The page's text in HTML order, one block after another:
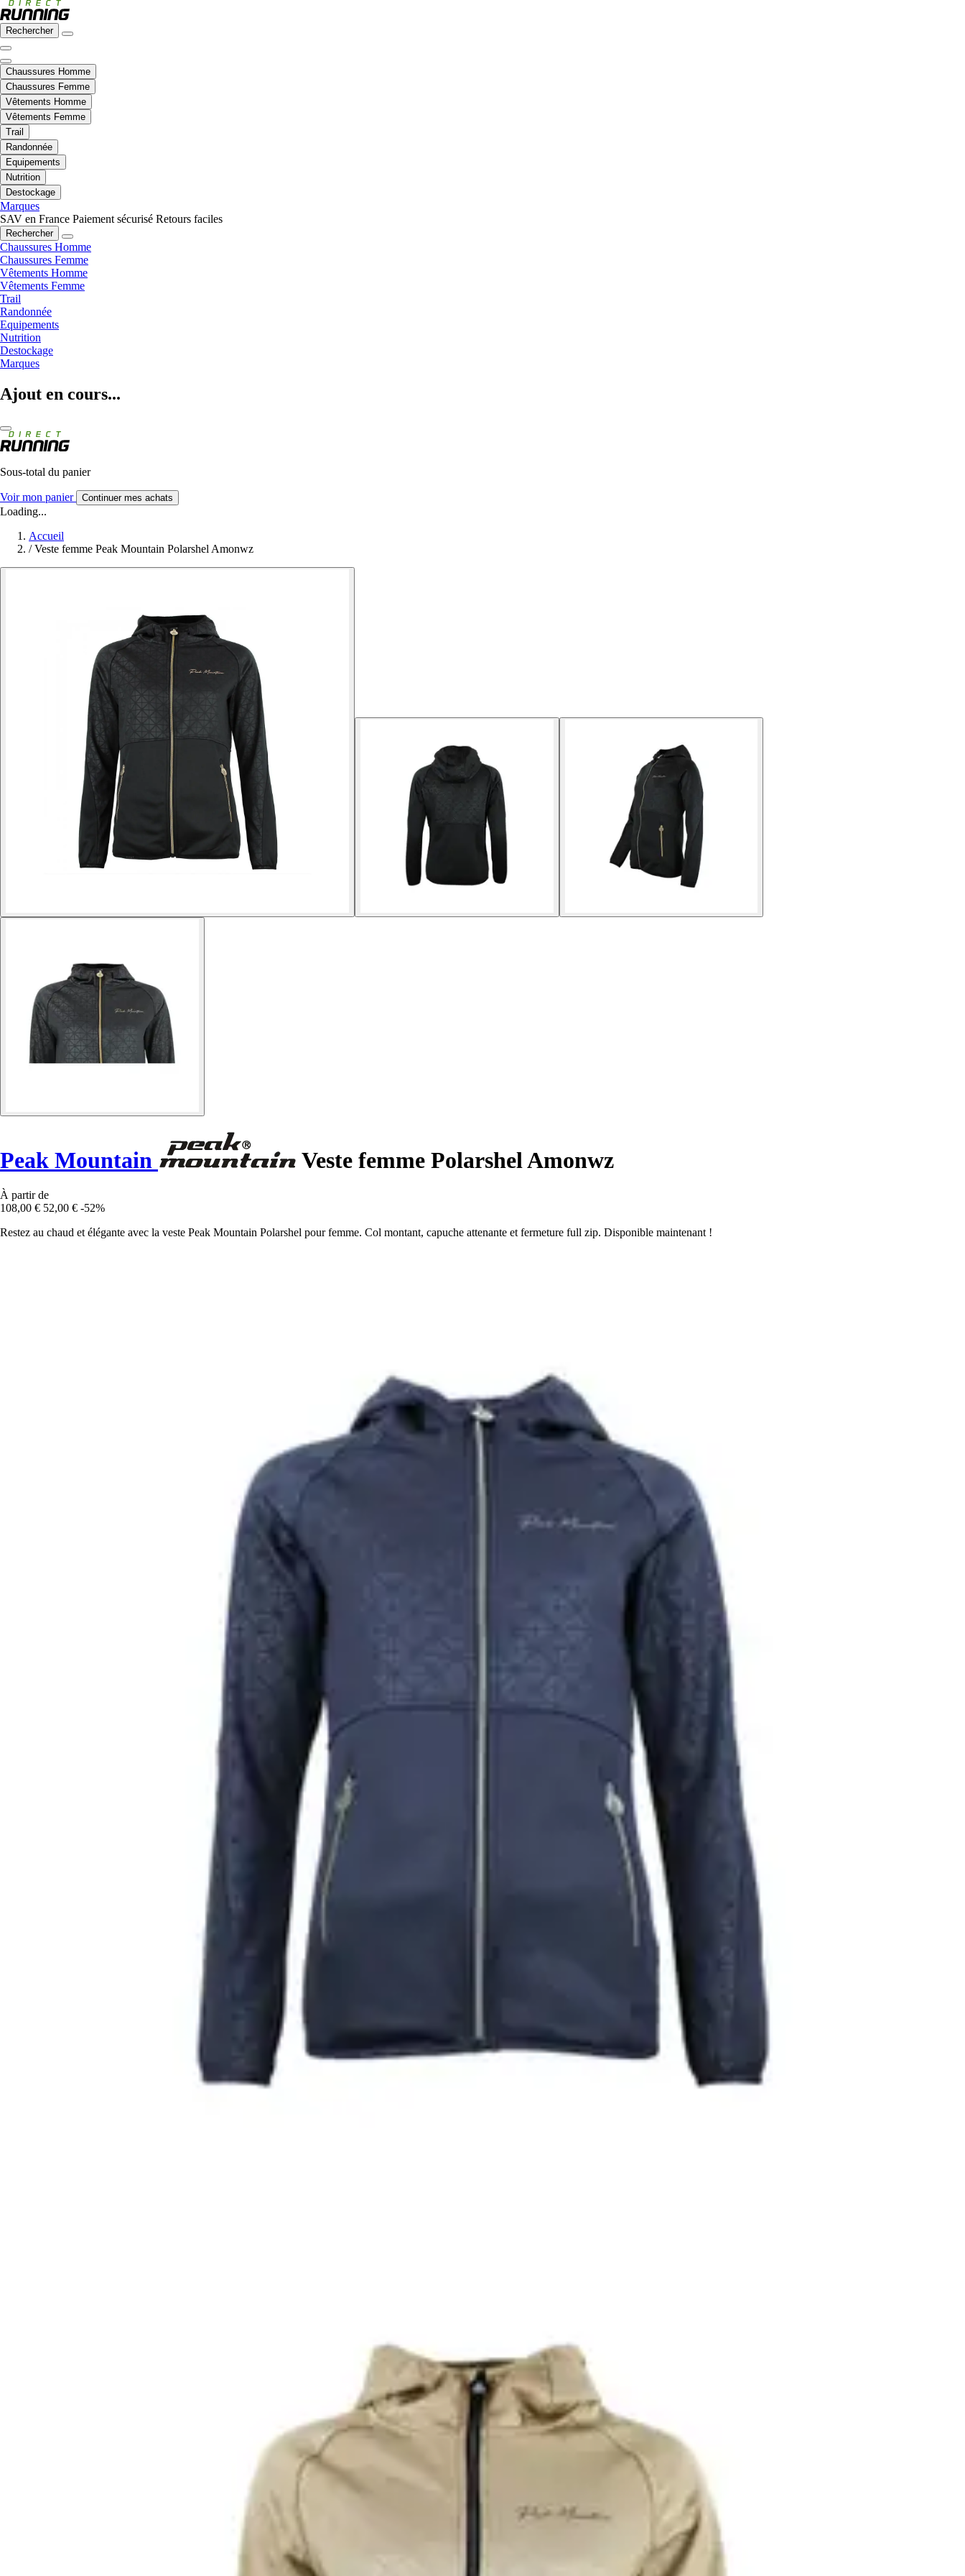
Rechercher
Chaussures Homme
Chaussures Femme
Vêtements Homme
Vêtements Femme
Trail
Randonnée
Equipements
Nutrition
Destockage
Marques
SAV en France Paiement sécurisé Retours faciles
Rechercher
Chaussures Homme
Chaussures Femme
Vêtements Homme
Vêtements Femme
Trail
Randonnée
Equipements
Nutrition
Destockage
Marques
Ajout en cours...
Sous-total du panier
Voir mon panier Continuer mes achats
Loading...
Accueil
/ Veste femme Peak Mountain Polarshel Amonwz
Peak Mountain Veste femme Polarshel Amonwz
À partir de
108,00 € 52,00 € -52%
Restez au chaud et élégante avec la veste Peak Mountain Polarshel pour femme. Col montant, capuche attenante et fermeture full zip. Disponible maintenant !